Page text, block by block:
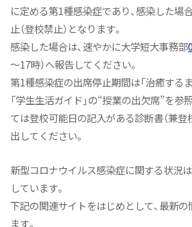
に定める第1種感染症であり、感染した場
止（登校禁止）となります。
感染した場合は、速やかに大学短大事務部
～17時）へ報告してください。
第1種感染症の出席停止期間は「治癒する
「学生生活ガイド」の“授業の出欠席”を参
ては登校可能日の記入がある診断書（兼登
出してください。
新型コロナウイルス感染症に関する状況
しています。
下記の関連サイトをはじめとして、最新
ます。